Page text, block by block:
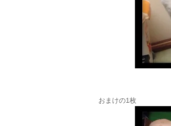
おまけの1枚